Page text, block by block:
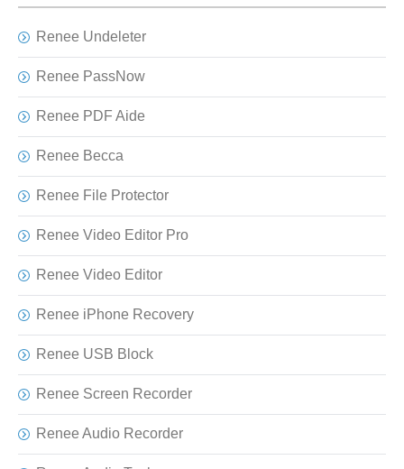
Renee Undeleter
Renee PassNow
Renee PDF Aide
Renee Becca
Renee File Protector
Renee Video Editor Pro
Renee Video Editor
Renee iPhone Recovery
Renee USB Block
Renee Screen Recorder
Renee Audio Recorder